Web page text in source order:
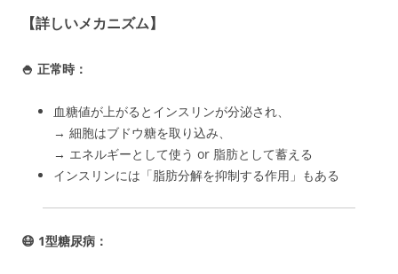
【詳しいメカニズム】
🍚 正常時：
血糖値が上がるとインスリンが分泌され、
→ 細胞はブドウ糖を取り込み、
→ エネルギーとして使う or 脂肪として蓄える
インスリンには「脂肪分解を抑制する作用」もある
😷 1型糖尿病：